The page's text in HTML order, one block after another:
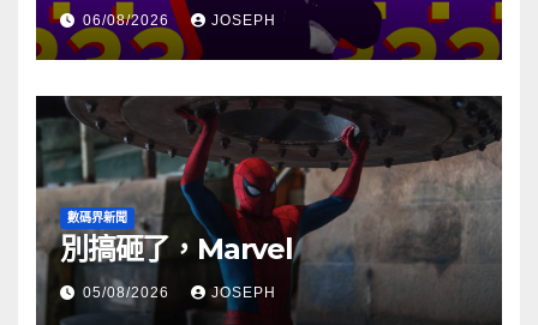
06/08/2026 JOSEPH
數碼界新聞
別搞砸了，Marvel
05/08/2026 JOSEPH